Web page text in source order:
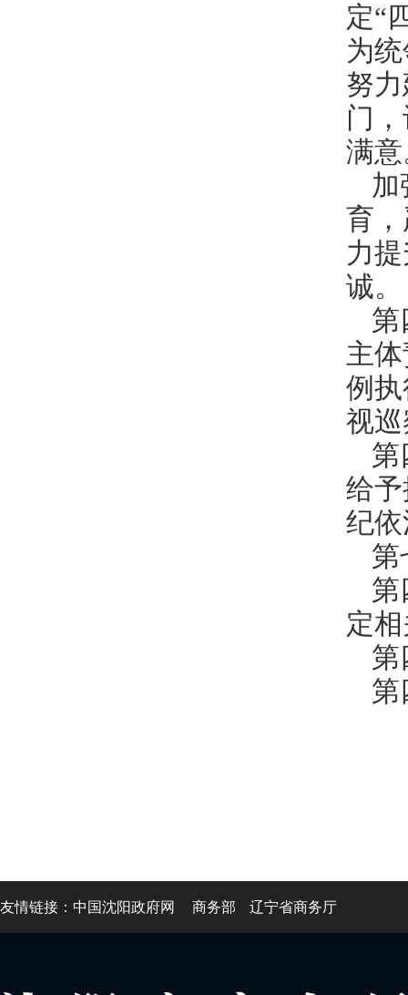
定“
为
努
门
满
加
育
力
诚。
第
主
例
视
第
给
纪
第
第
定
第
第
友情链接： 中国沈阳政府网 商务部 辽宁省商务厅